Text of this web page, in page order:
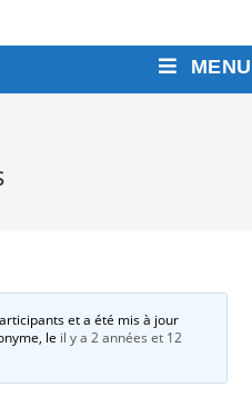
MENU
et a été mis à jour
, le il y a 2 années et 12